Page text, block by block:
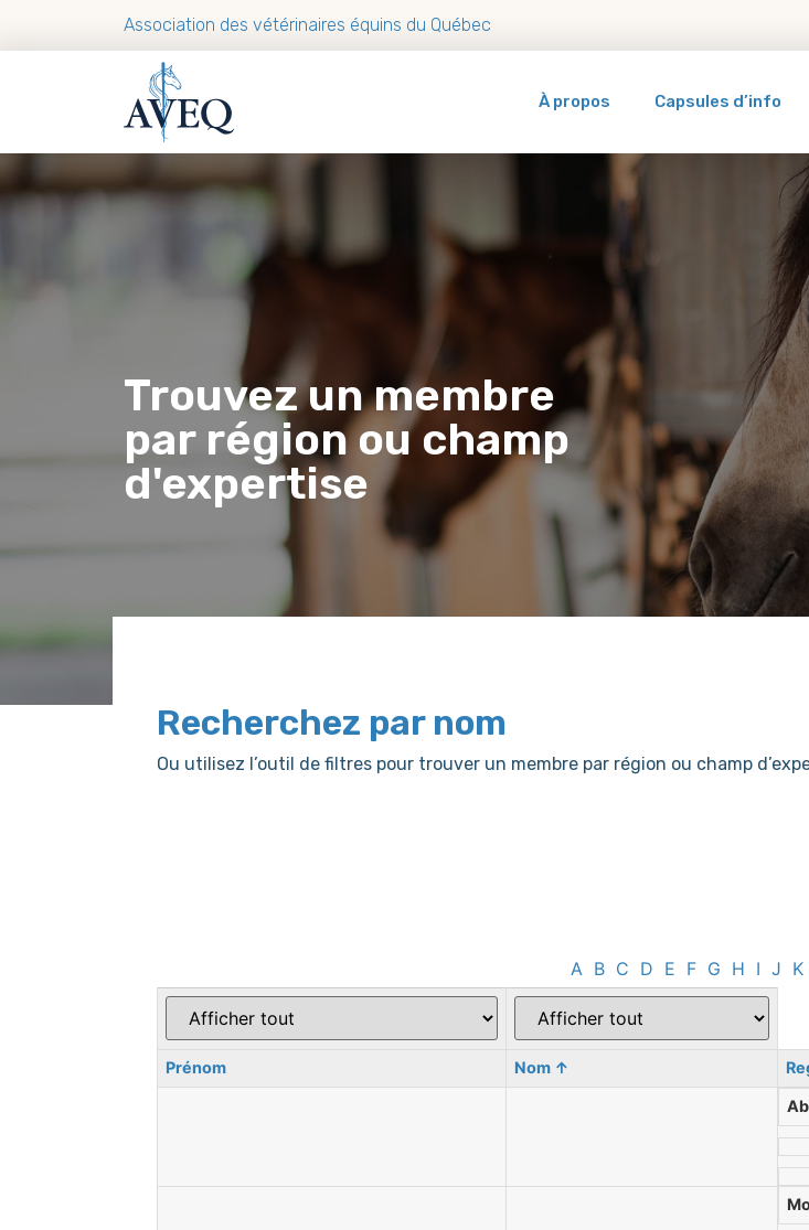
Association des vétérinaires équins du Québec
À propos Capsules d’info
Trouvez un membre
par région ou champ
d'expertise
Recherchez par nom
Ou utilisez l’outil de filtres pour trouver un membre par région ou champ
A B C D E F G H I J K
Prénom Nom ↑